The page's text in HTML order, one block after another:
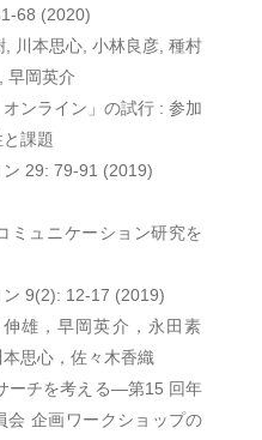
68 (2020)
川本思心, 小林良彦, 種村
早岡英介
オンライン」の試行 : 参加
課題
29: 79-91 (2019)
ミュニケーション研究を
9(2): 12-17 (2019)
雄，早岡英介，永田素
思心，佐々木香織
ーチを考える—第15 回年
会 企画ワークショップの